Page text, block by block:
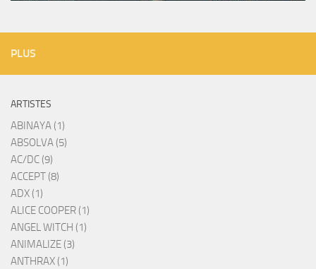
PLUS
ARTISTES
ABINAYA (1)
ABSOLVA (5)
AC/DC (9)
ACCEPT (8)
ADX (1)
ALICE COOPER (1)
ANGEL WITCH (1)
ANIMALIZE (3)
ANTHRAX (1)